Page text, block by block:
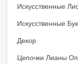
Искусственные
Искусственные
Декор
Цепочки Лианы